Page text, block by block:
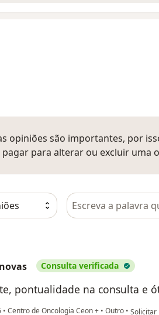
opiniões são importantes, por
para alterar ou excluir uma
Pesquisar em
Consulta verificada
pontualidade na consulta e
• Centro de Oncologia Ceon + • Outro • na
Solicitar